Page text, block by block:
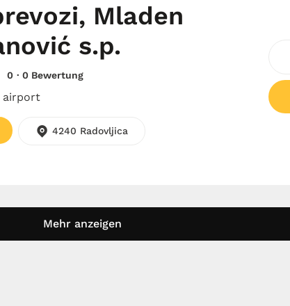
Mladen
s.p.
0 · 0 Bewertung
airport
4240 Radovljica
Mehr anzeigen